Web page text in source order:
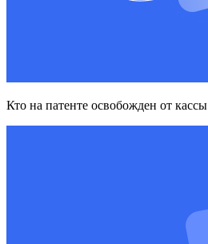
Кто на патенте освобожден от кассы